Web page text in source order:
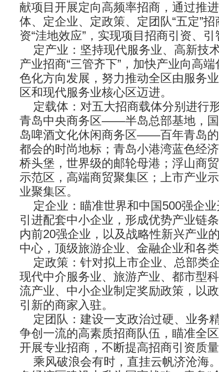
献项目开展定向高频率招商，通过推
体、定企业、定政策、定团队“五定”
资“洼地效应”，实现项目招商引资、
定产业：坚持现代服务业、高新技
产业招商“三管齐下”，加快产业向高
色化方向发展，努力推动全区由服务
区和现代服务业核心区迈进。
定载体：对五大招商载体分别进行
青岛中央商务区——半岛总部基地，
岛啤酒文化休闲商务区——百年青岛
都会的时尚地标；青岛小港湾蓝色经
桥头堡，世界级的邮轮母港；浮山商
示范区，高端商贸聚集区；上市产业
业聚集区。
定企业：瞄准世界和中国500强企业
引进配套中小企业，形成优势产业链
内前20强企业，以及战略性新兴产业
中心，顶级旅游企业、金融企业和各
定政策：针对拟上市企业、总部类
现代中介服务业、旅游产业、都市型
流产业、中小企业制定奖励政策，以
引新的商家入驻。
定团队：建设一支政治过硬、业务
争创一流的高素质招商队伍，瞄准全
开展专业招商，不断提高招商引资质
乘风破浪会有时，直挂云帆济沧海